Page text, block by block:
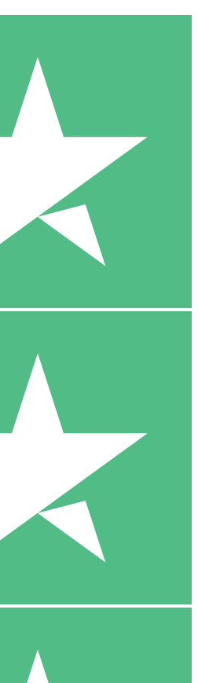
Individuali
di download. Nessun impegno
1 Download
10
1500
10 Download
20